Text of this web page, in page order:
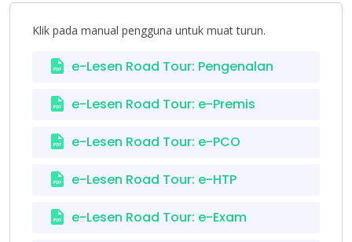
Klik pada manual pengguna untuk muat turun.
e-Lesen Road Tour: Pengenalan
e-Lesen Road Tour: e-Premis
e-Lesen Road Tour: e-PCO
e-Lesen Road Tour: e-HTP
e-Lesen Road Tour: e-Exam